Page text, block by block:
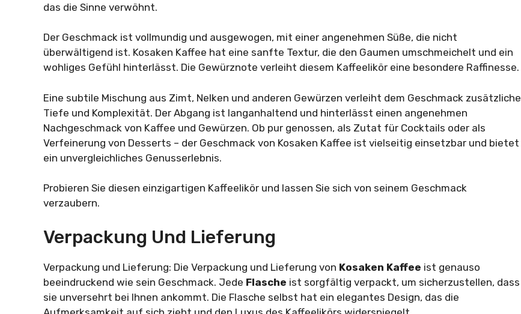
das die Sinne verwöhnt.
Der Geschmack ist vollmundig und ausgewogen, mit einer angenehmen Süße, die nicht
überwältigend ist. Kosaken Kaffee hat eine sanfte Textur, die den Gaumen umschmeichelt und ein
wohliges Gefühl hinterlässt. Die Gewürznote verleiht diesem Kaffeelikör eine besondere Raffinesse.
Eine subtile Mischung aus Zimt, Nelken und anderen Gewürzen verleiht dem Geschmack zusätzliche
Tiefe und Komplexität. Der Abgang ist langanhaltend und hinterlässt einen angenehmen
Nachgeschmack von Kaffee und Gewürzen. Ob pur genossen, als Zutat für Cocktails oder als
Verfeinerung von Desserts – der Geschmack von Kosaken Kaffee ist vielseitig einsetzbar und bietet
ein unvergleichliches Genusserlebnis.
Probieren Sie diesen einzigartigen Kaffeelikör und lassen Sie sich von seinem Geschmack
verzaubern.
Verpackung Und Lieferung
Verpackung und Lieferung: Die Verpackung und Lieferung von Kosaken Kaffee ist genauso
beeindruckend wie sein Geschmack. Jede Flasche ist sorgfältig verpackt, um sicherzustellen, dass
sie unversehrt bei Ihnen ankommt. Die Flasche selbst hat ein elegantes Design, das die